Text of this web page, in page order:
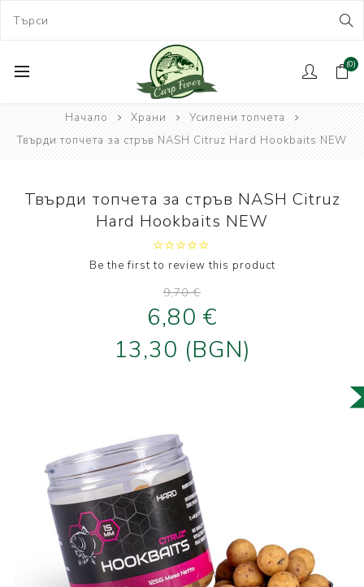
(0)
Начало Храни
Усилени топчета
Твърди топчета за стръв NASH Citruz Hard Hookbaits NEW
Твърди топчета за стръв NASH Citruz
Hard Hookbaits NEW
Be the first to review this product
9,70 €
6,80 €
13,30 (BGN)